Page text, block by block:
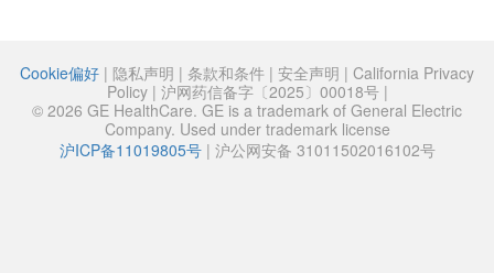
Cookie偏好 | 隐私声明 | 条款和条件 | 安全声明 | California Privacy
Policy| 沪网药信备字〔2025〕00018号|
© 2026 GE HealthCare. GE is a trademark of General Electric
Company. Used under trademark license
沪ICP备11019805号| 沪公网安备 31011502016102号